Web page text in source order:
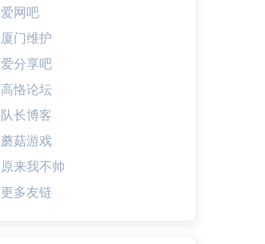
爱网吧
厦门维护
爱分享吧
高恪论坛
队长博客
蘑菇游戏
原来我不帅
更多友链